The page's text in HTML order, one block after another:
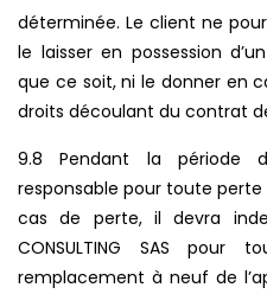
déterminée. Le client ne
le laisser en possession
que ce soit, ni le donner en
droits découlant du contrat
9.8 Pendant la période
responsable pour toute
cas de perte, il devra
CONSULTING SAS
remplacement à neuf de